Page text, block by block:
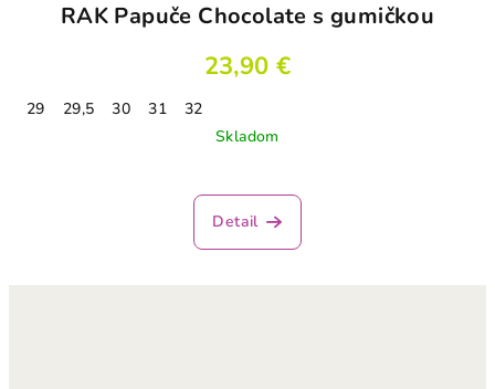
RAK Papuče Chocolate s gumičkou
23,90 €
29 29,5 30 31
32
Skladom
Detail